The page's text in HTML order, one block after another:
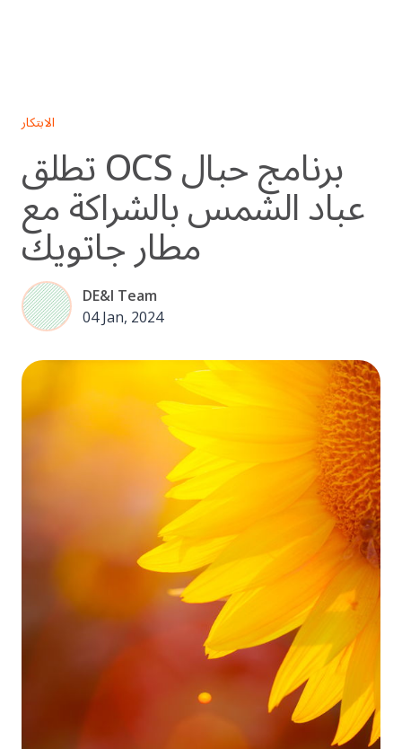
الابتكار
تطلق OCS برنامج حبال
عباد الشمس بالشراكة مع
مطار جاتويك
DE&I Team
04 Jan, 2024